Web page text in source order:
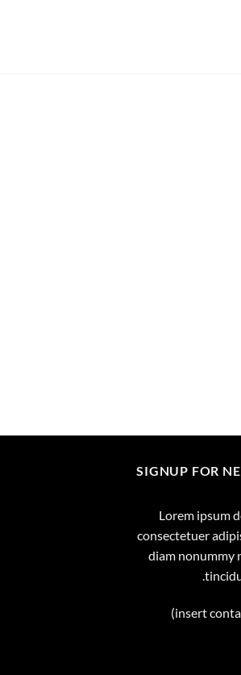
SIGNUP FOR
Lorem ipsum
consectetuer
diam nonummy